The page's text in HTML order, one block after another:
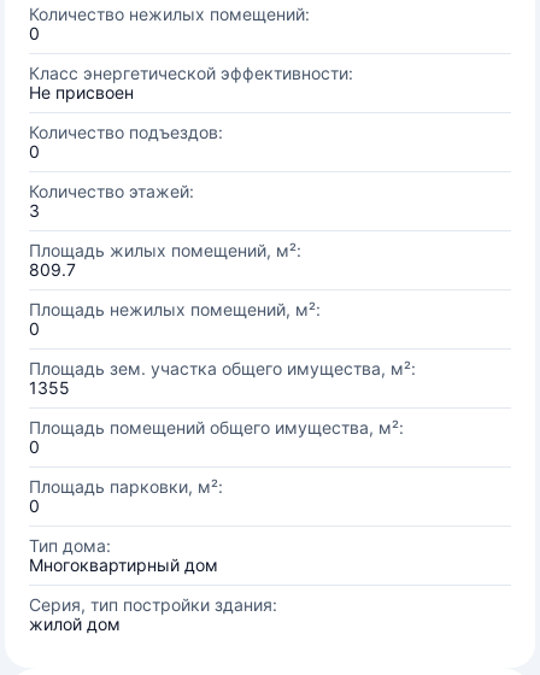
Количество нежилых помещений:
0
Класс энергетической эффективности:
Не присвоен
Количество подъездов:
0
Количество этажей:
3
Площадь жилых помещений, м²:
809.7
Площадь нежилых помещений, м²:
0
Площадь зем. участка общего имущества, м²:
1355
Площадь помещений общего имущества, м²:
0
Площадь парковки, м²:
0
Тип дома:
Многоквартирный дом
Серия, тип постройки здания:
жилой дом